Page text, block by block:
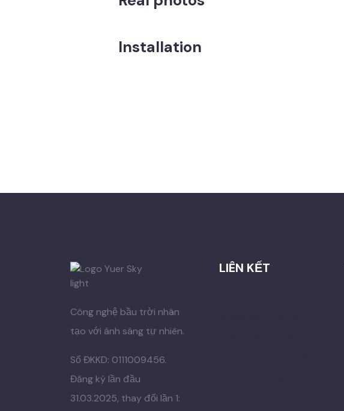
Installation
Công nghệ bầu trời nhân
tạo với ánh sáng tự nhiên.
Số ĐKKD: 0111009456.
Đăng ký lần đầu
31.03.2025, thay đổi lần 1:
LIÊN KẾT